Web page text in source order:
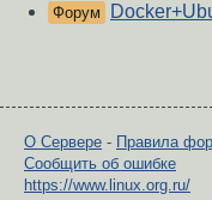
Форум
О Сервере - Правила
Сообщить об ошибке
https://www.linux.org.ru/